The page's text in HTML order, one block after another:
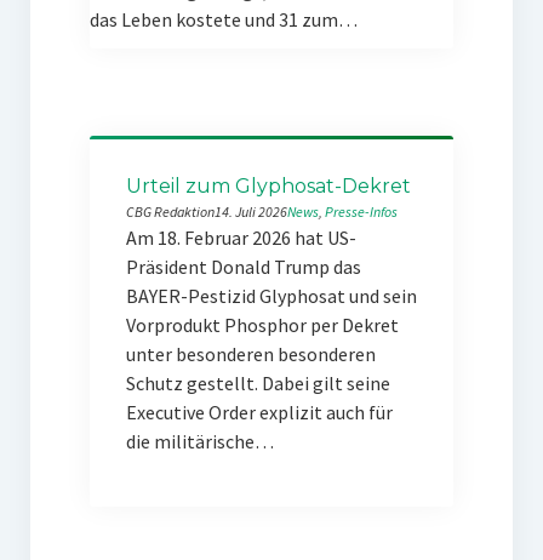
das Leben kostete und 31 zum…
Urteil zum Glyphosat-Dekret
CBG Redaktion14. Juli 2026News, Presse-Infos
Am 18. Februar 2026 hat US-
Präsident Donald Trump das
BAYER-Pestizid Glyphosat und sein
Vorprodukt Phosphor per Dekret
unter besonderen besonderen
Schutz gestellt. Dabei gilt seine
Executive Order explizit auch für
die militärische…